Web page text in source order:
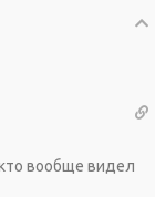
вообще видел